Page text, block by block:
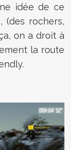
idée de ce
(des rochers,
on a droit à
la route